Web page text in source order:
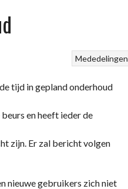
Mededelingen
tijd in gepland onderhoud
en heeft ieder de
zijn. Er zal bericht volgen
nieuwe gebruikers zich niet